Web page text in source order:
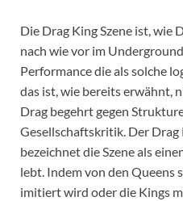
Die Drag King Szene ist, wie
nach wie vor im
Performance die als solche
das ist, wie bereits erwähnt,
Drag begehrt gegen
Gesellschaftskritik. Der
bezeichnet die Szene als
lebt. Indem von den Queens
imitiert wird oder die Kings